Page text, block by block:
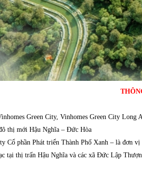
Green City, Vinhomes Green City
thị mới Hậu Nghĩa – Đức Hòa
Cổ phần Phát triển Thành Phố Xanh – là đơn vị
tại thị trấn Hậu Nghĩa và các xã Đức Lập